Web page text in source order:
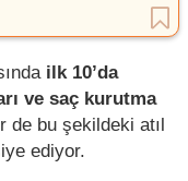
ilk 10’da
ve saç kurutma
de bu şekildeki atıl
ediyor.